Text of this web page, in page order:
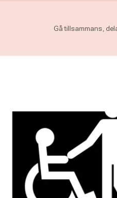
Gå tillsammans,